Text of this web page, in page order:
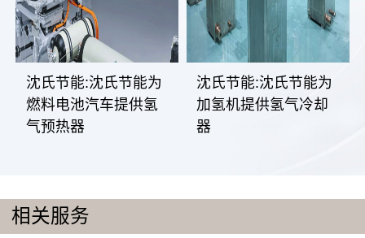
沈氏节能:沈氏节能为
燃料电池汽车提供氢
气预热器
沈氏节能:沈氏节能为
加氢机提供氢气冷却
器
相关服务